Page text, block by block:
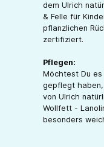
dem Ulrich
& Felle für
pflanzlichen
zertifiziert.
Pflegen:
Möchtest Du
gepflegt haben,
von Ulrich
Wollfett -
besonders